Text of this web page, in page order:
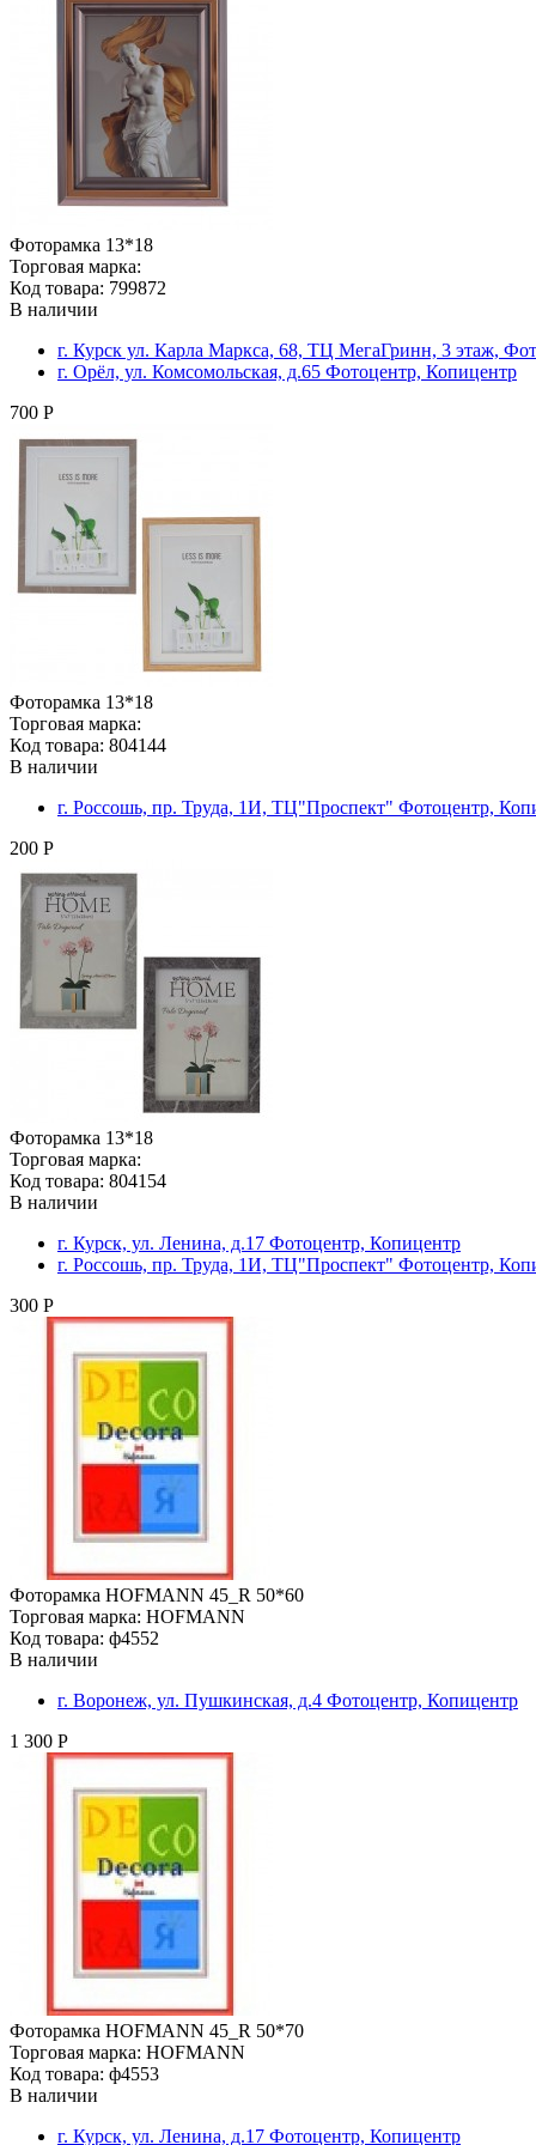
Фоторамка 13*18
Торговая марка:
Код товара: 799872
В наличии
г. Курск ул. Карла Маркса, 68, ТЦ МегаГринн, 3 этаж,
г. Орёл, ул. Комсомольская, д.65 Фотоцентр, Копицентр
700 Р
Фоторамка 13*18
Торговая марка:
Код товара: 804144
В наличии
г. Россошь, пр. Труда, 1И, ТЦ"Проспект" Фотоцентр,
200 Р
Фоторамка 13*18
Торговая марка:
Код товара: 804154
В наличии
г. Курск, ул. Ленина, д.17 Фотоцентр, Копицентр
г. Россошь, пр. Труда, 1И, ТЦ"Проспект" Фотоцентр,
300 Р
Фоторамка HOFMANN 45_R 50*60
Торговая марка: HOFMANN
Код товара: ф4552
В наличии
г. Воронеж, ул. Пушкинская, д.4 Фотоцентр, Копицентр
1 300 Р
Фоторамка HOFMANN 45_R 50*70
Торговая марка: HOFMANN
Код товара: ф4553
В наличии
г. Курск, ул. Ленина, д.17 Фотоцентр, Копицентр